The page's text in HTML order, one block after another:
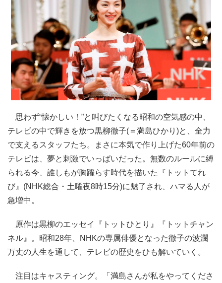
思わず“懐かしい！”と叫びたくなる昭和の空気感の中、
テレビの中で輝きを放つ黒柳徹子(＝満島ひかり)と、全力
で支えるスタッフたち。まさに本気で作り上げた60年前の
テレビは、夢と刺激でいっぱいだった。無数のルールに縛
られる今、誰しもが胸躍らす時代を描いた『トットてれ
び』(NHK総合・土曜夜8時15分)に魅了され、ハマる人が
急増中。
原作は黒柳のエッセイ『トットひとり』『トットチャン
ネル』。昭和28年、NHKの専属俳優となった徹子の波瀾
万丈の人生を通して、テレビの歴史をひも解いていく。
注目はキャスティング。「満島さんが私をやってくださ